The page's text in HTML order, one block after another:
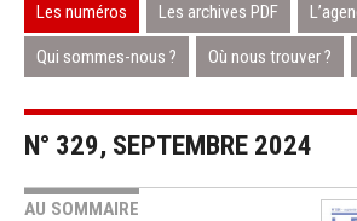
Les numéros Les archives PDF
Qui sommes-nous ? Où nous trouver ?
N° 329, SEPTEMBRE 2024
AU SOMMAIRE